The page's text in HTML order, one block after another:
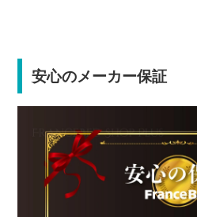
安心のメーカー保証